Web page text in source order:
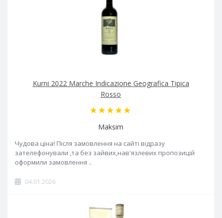
Kurni 2022 Marche Indicazione Geografica Tipica
Rosso
Maksim
Чудова ціна! Після замовлення на сайті відразу
зателефонували ,та без зайвих,нав'язлевих пропозицій
оформили замовлення ..
04.01.2026